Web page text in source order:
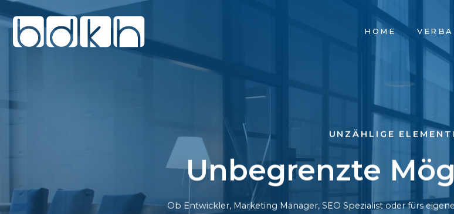
NAVIGATION
ÜBERSPRINGEN
HOME
UNZÄHLIGE
Unbegrenzte
Ob Entwickler, Marketing Manager, SEO Spezialist oder fürs